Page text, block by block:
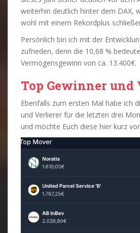
weiterhin deutlich hinter dem DAX,
wohl mit einem Rekordplus
Persönlich bin ich mit der
zufrieden, denn die 10,68 %
Vermögensgewinn von ca. 13.400€.
Top Gewinner und
Ebenfalls zum ersten Mal habe ich
und Verlierer für die letzten drei
und möchte Euch diese hier kurz